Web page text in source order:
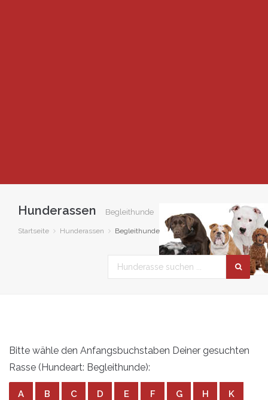
Hunderassen Begleithunde
Startseite Hunderassen Begleithunde
Bitte wähle den Anfangsbuchstaben Deiner gesuchten
Rasse (Hundeart: Begleithunde):
A B C D E F G H K